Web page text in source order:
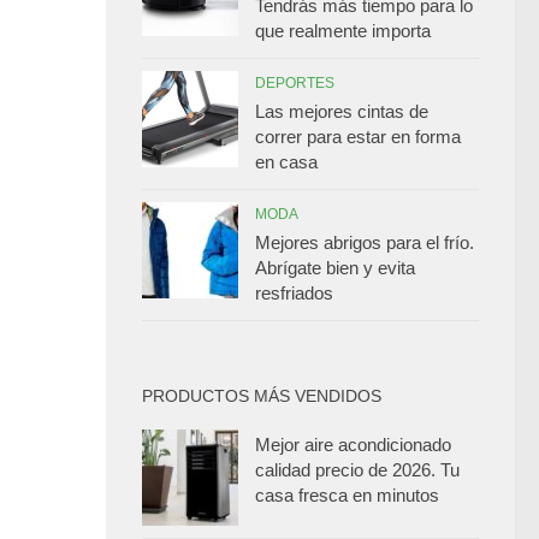
Tendrás más tiempo para lo
que realmente importa
DEPORTES
Las mejores cintas de
correr para estar en forma
en casa
MODA
Mejores abrigos para el frío.
Abrígate bien y evita
resfriados
PRODUCTOS MÁS VENDIDOS
Mejor aire acondicionado
calidad precio de 2026. Tu
casa fresca en minutos